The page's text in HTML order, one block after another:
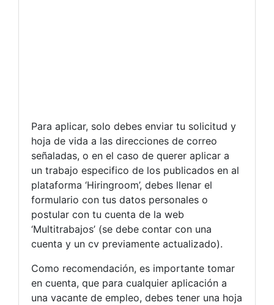
Para aplicar, solo debes enviar tu solicitud y
hoja de vida a las direcciones de correo
señaladas, o en el caso de querer aplicar a
un trabajo especifico de los publicados en al
plataforma ‘Hiringroom’, debes llenar el
formulario con tus datos personales o
postular con tu cuenta de la web
‘Multitrabajos’ (se debe contar con una
cuenta y un cv previamente actualizado).
Como recomendación, es importante tomar
en cuenta, que para cualquier aplicación a
una vacante de empleo, debes tener una hoja